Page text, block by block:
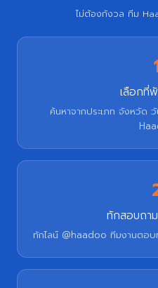
ไม่ต้องกังวล ทีม
เลือกที่
ค้นหาจากประเภท จังหวัด
ทักสอบถา
ทักไลน์ @haadoo ทีมงานตอบ